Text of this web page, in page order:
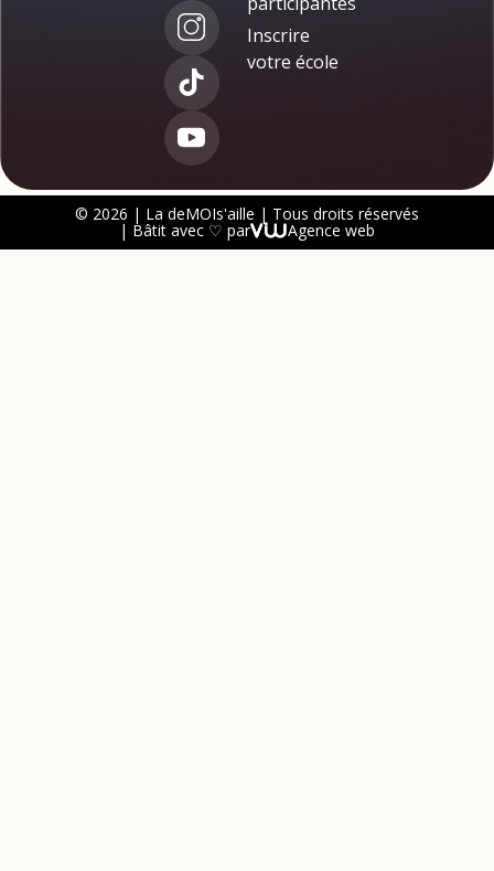
Inscrire
votre école
© 2026 | La deMOIs'aille | Tous droits réservés
| Bâtit avec ♡ par Agence web